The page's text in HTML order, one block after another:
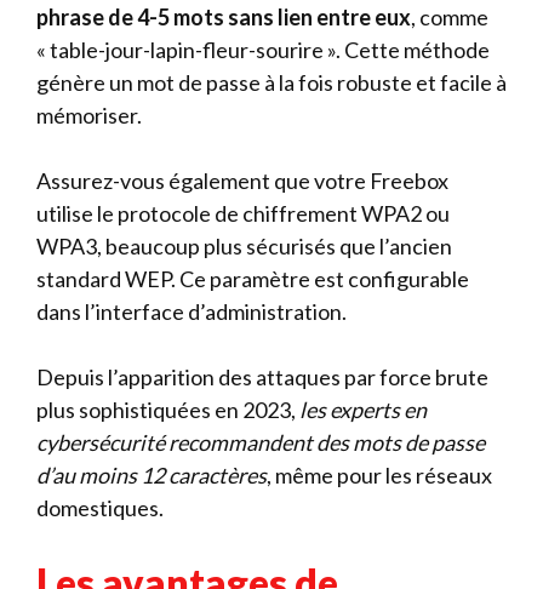
phrase de 4-5 mots sans lien entre eux, comme
« table-jour-lapin-fleur-sourire ». Cette méthode
génère un mot de passe à la fois robuste et facile à
mémoriser.
Assurez-vous également que votre Freebox
utilise le protocole de chiffrement WPA2 ou
WPA3, beaucoup plus sécurisés que l’ancien
standard WEP. Ce paramètre est configurable
dans l’interface d’administration.
Depuis l’apparition des attaques par force brute
plus sophistiquées en 2023, les experts en
cybersécurité recommandent des mots de passe
d’au moins 12 caractères, même pour les réseaux
domestiques.